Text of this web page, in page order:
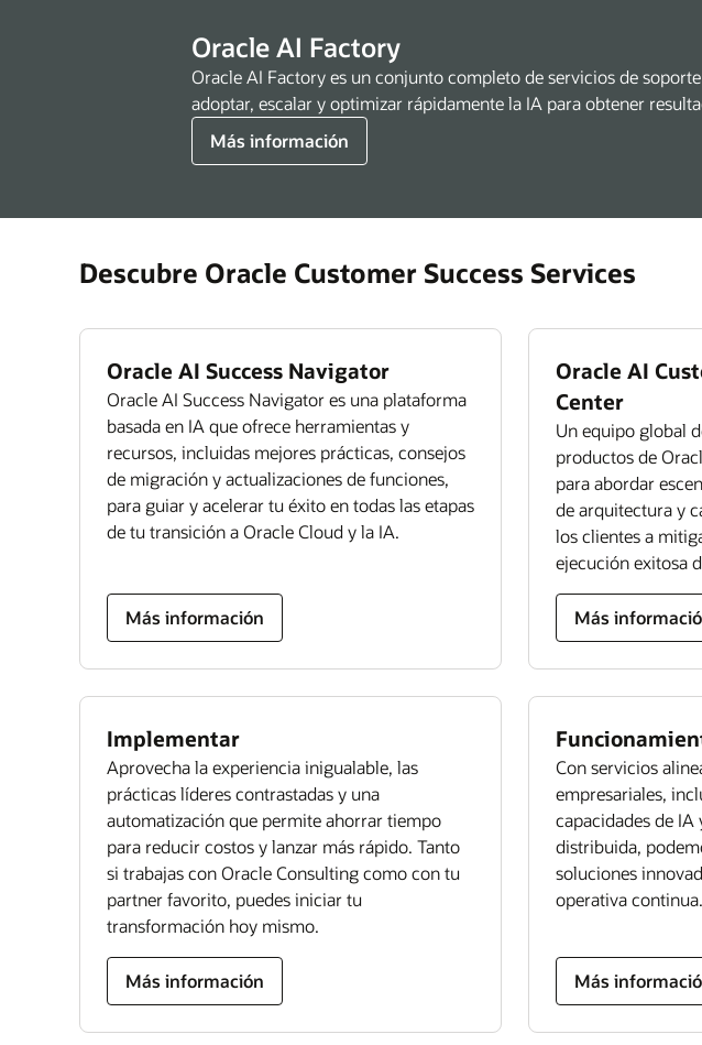
Oracle AI Factory
Oracle AI Factory es un conjunto completo de servicios de
adoptar, escalar y optimizar rápidamente la IA para obtener
Más información
Descubre Oracle Customer Success Services
Oracle AI Success Navigator
Oracle AI Success Navigator es una plataforma
basada en IA que ofrece herramientas y
recursos, incluidas mejores prácticas, consejos
de migración y actualizaciones de funciones,
para guiar y acelerar tu éxito en todas las etapas
de tu transición a Oracle Cloud y la IA.
Más información
Oracle AI
Center
Un equipo global
productos de
para abordar
de arquitectura y
los clientes a
ejecución exitosa
Más
Implementar
Aprovecha la experiencia inigualable, las
prácticas líderes contrastadas y una
automatización que permite ahorrar tiempo
para reducir costos y lanzar más rápido. Tanto
si trabajas con Oracle Consulting como con tu
partner favorito, puedes iniciar tu
transformación hoy mismo.
Más información
Con servicios
empresariales,
capacidades de
distribuida,
soluciones
operativa continua.
Más